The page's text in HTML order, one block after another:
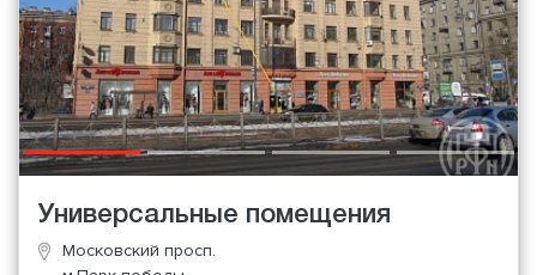
Универсальные помещения
Московский просп.